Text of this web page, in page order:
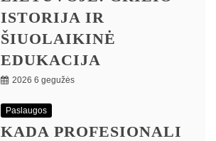
ISTORIJA IR
ŠIUOLAIKINĖ
EDUKACIJA
2026 6 gegužės
Paslaugos
KADA PROFESIONALI